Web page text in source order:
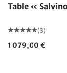
Table «
(3)
1 079,00 €